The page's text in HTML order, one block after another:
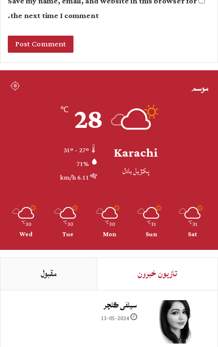
the next time I comment.
موسم
Karachi
پکڙيل بادل
28
℃
71%
6.11 km/h
31
℃
Sat
31
℃
Sun
30
℃
Mon
30
℃
Tue
30
℃
Wed
تازيون خبرون مقبول
سيلفي ڪلچر
13-05-2024